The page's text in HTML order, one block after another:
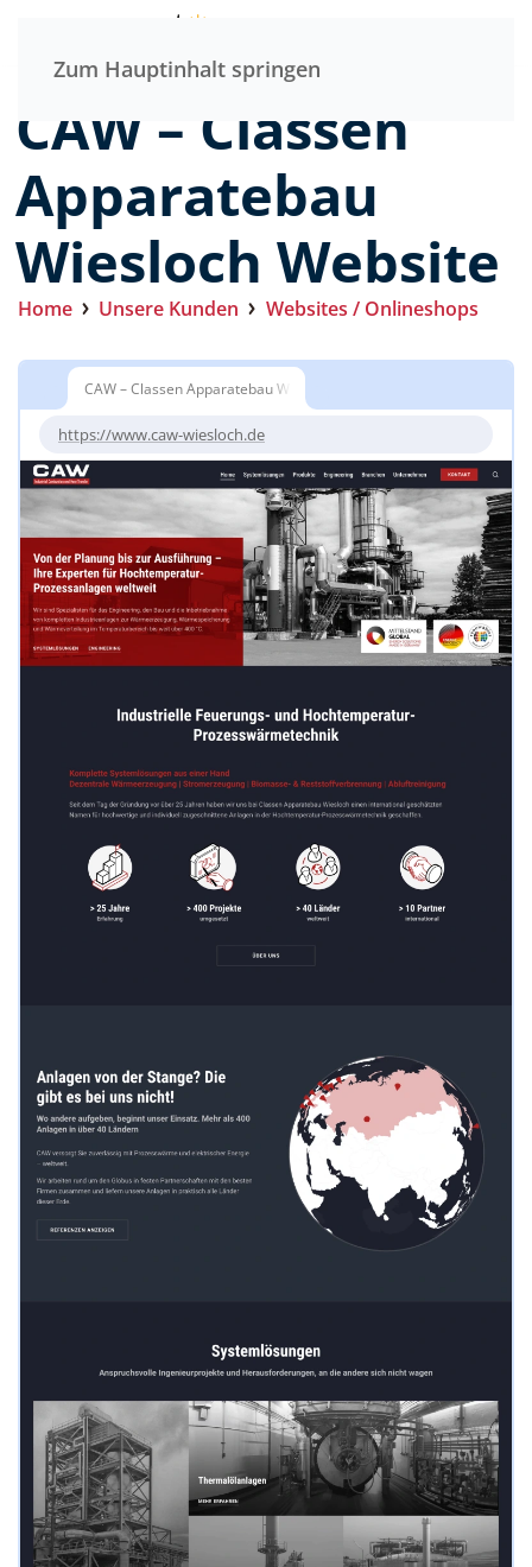
Zum Hauptinhalt springen
CAW – Classen
Apparatebau
Wiesloch Website
Home Unsere Kunden Websites / Onlineshops
CAW – Classen Apparatebau Wiesloch
https://www.caw-wiesloch.de